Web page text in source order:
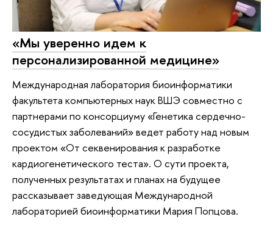
«Мы уверенно идем к
персонализированной медицине»
Международная лаборатория биоинформатики
факультета компьютерных наук ВШЭ совместно с
партнерами по консорциуму «Генетика сердечно-
сосудистых заболеваний» ведет работу над новым
проектом «От секвенирования к разработке
кардиогенетического теста». О сути проекта,
полученных результатах и планах на будущее
рассказывает заведующая Международной
лабораторией биоинформатики Мария Попцова.